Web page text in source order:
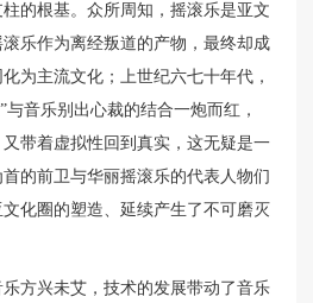
的根基。众所周知，摇滚乐是亚文
乐作为离经叛道的产物，最终却成
为主流文化；上世纪六七十年代，
与音乐别出心裁的结合一炮而红，
带着虚拟性回到真实，这无疑是一
的前卫与华丽摇滚乐的代表人物们
化圈的塑造、延续产生了不可磨灭
方兴未艾，技术的发展带动了音乐